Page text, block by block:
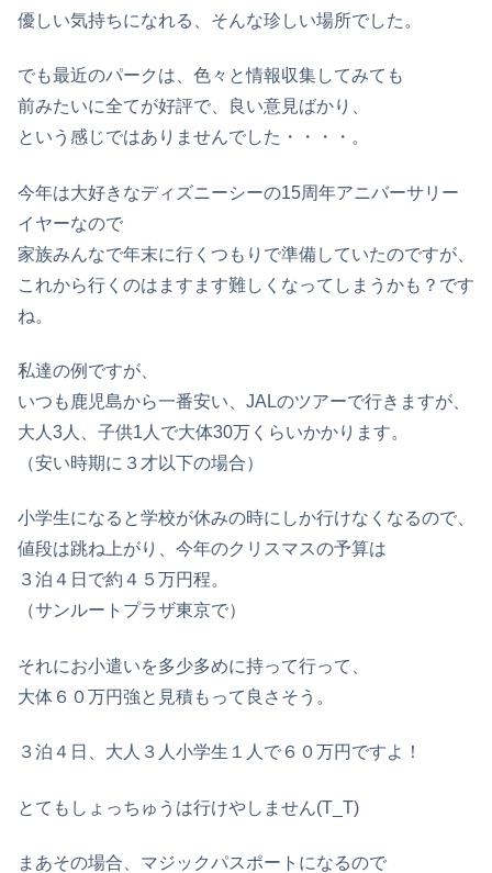
優しい気持ちになれる、そんな珍しい場所でした。
でも最近のパークは、色々と情報収集してみても
前みたいに全てが好評で、良い意見ばかり、
という感じではありませんでした・・・・。
今年は大好きなディズニーシーの15周年アニバーサリー
イヤーなので
家族みんなで年末に行くつもりで準備していたのですが、
これから行くのはますます難しくなってしまうかも？です
ね。
私達の例ですが、
いつも鹿児島から一番安い、JALのツアーで行きますが、
大人3人、子供1人で大体30万くらいかかります。
（安い時期に３才以下の場合）
小学生になると学校が休みの時にしか行けなくなるので、
値段は跳ね上がり、今年のクリスマスの予算は
３泊４日で約４５万円程。
（サンルートプラザ東京で）
それにお小遣いを多少多めに持って行って、
大体６０万円強と見積もって良さそう。
３泊４日、大人３人小学生１人で６０万円ですよ！
とてもしょっちゅうは行けやしません(T_T)
まあその場合、マジックパスポートになるので